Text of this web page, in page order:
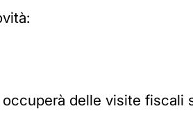
delle visite fiscali